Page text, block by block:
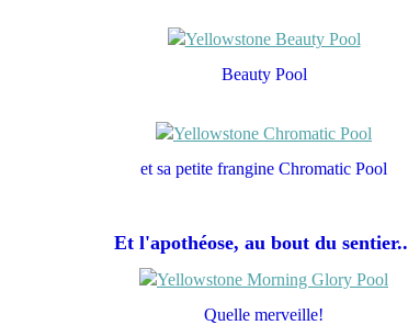
Beauty Pool
et sa petite frangine Chromatic Pool
Et l'apothéose, au bout du sentier..
Quelle merveille!